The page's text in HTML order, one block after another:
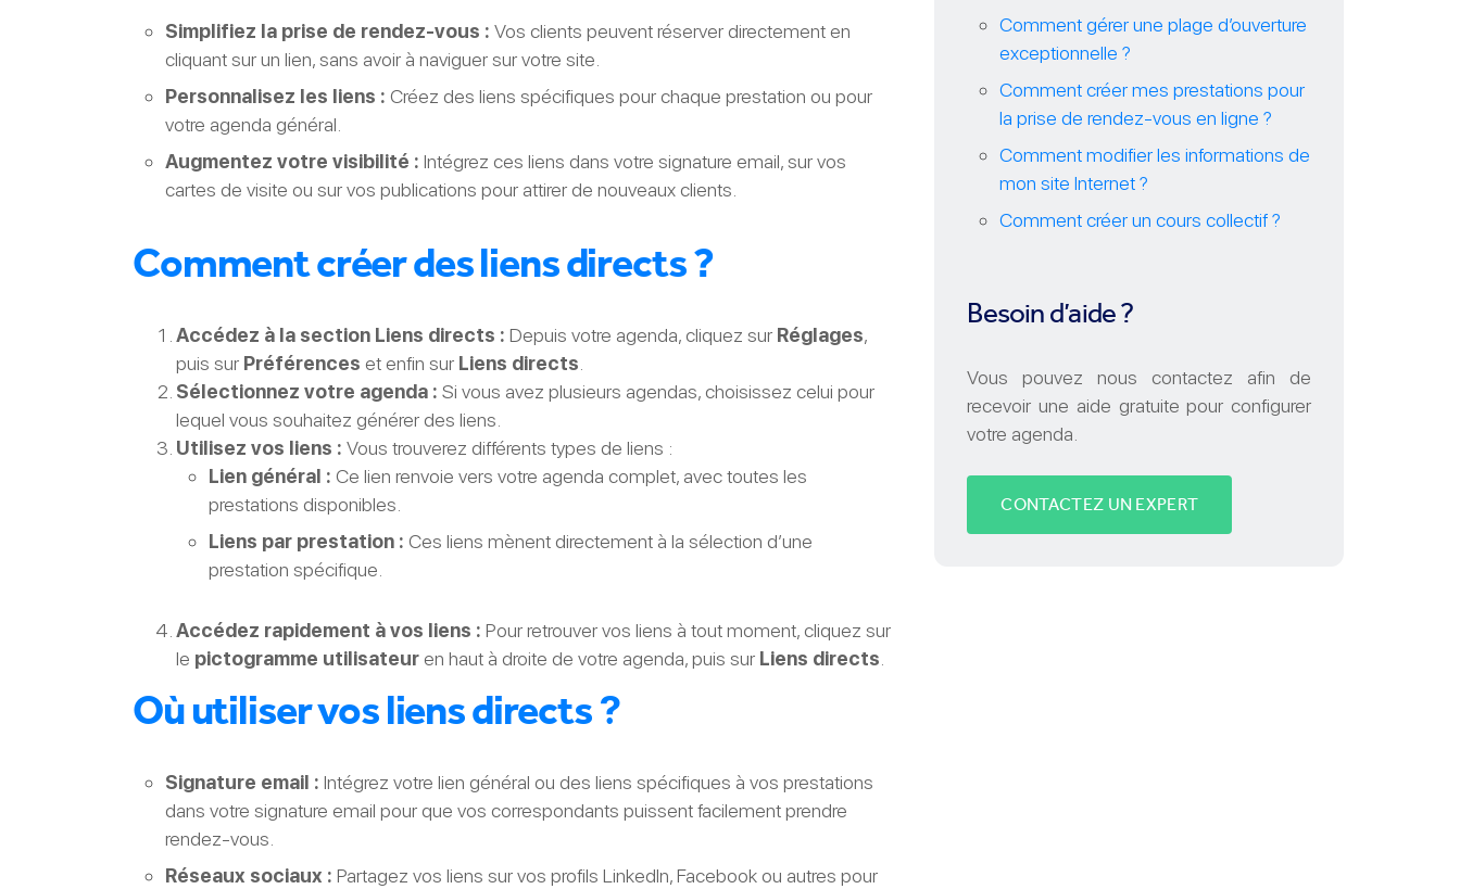
Simplifiez la prise de rendez-vous : Vos clients peuvent réserver directement en
cliquant sur un lien, sans avoir à naviguer sur votre site.
Personnalisez les liens : Créez des liens spécifiques pour chaque prestation ou pour
votre agenda général.
Augmentez votre visibilité : Intégrez ces liens dans votre signature email, sur vos
cartes de visite ou sur vos publications pour attirer de nouveaux clients.
Comment créer des liens directs ?
Accédez à la section Liens directs : Depuis votre agenda, cliquez sur Réglages,
puis sur Préférences et enfin sur Liens directs
Sélectionnez votre agenda : Si vous avez plusieurs agendas, choisissez celui pour
lequel vous souhaitez générer des liens.
Utilisez vos liens : Vous trouverez différents types de liens :
Lien général : Ce lien renvoie vers votre agenda complet, avec toutes les
prestations disponibles.
Liens par prestation : Ces liens mènent directement à la sélection d’une
prestation spécifique.
Accédez rapidement à vos liens : Pour retrouver vos liens à tout moment, cliquez sur
le pictogramme utilisateuren haut à droite de votre agenda, puis sur Liens directs
Où utiliser vos liens directs?
Signature email : Intégrez votre lien général ou des liens spécifiques à vos prestations
dans votre signature email pour que vos correspondants puissent facilement prendre
rendez-vous.
Réseaux sociaux : Partagez vos liens sur vos profils LinkedIn, Facebook ou autres pour
Comment gérer une plage d’ouverture
exceptionnelle ?
Comment créer mes prestations pour
la prise de rendez-vous en ligne ?
Comment modifier les informations de
mon site Internet ?
Comment créer un cours collectif ?
Besoin d’aide ?
Vous pouvez nous contactez afin de
recevoir une aide gratuite pour configurer
votre agenda.
CONTACTEZ UN EXPERT